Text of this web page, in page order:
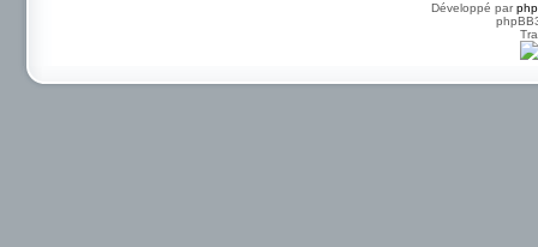
Développé par